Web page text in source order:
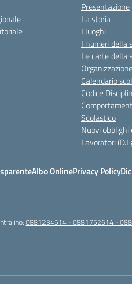
Presentazione
La storia
I luoghi
I numeri della
Le carte della
Calendario
Codice
Scolastico
Nuovi
Lavoratori
Albo OnlinePrivacy Policy
0881234514 - 0881752614 -